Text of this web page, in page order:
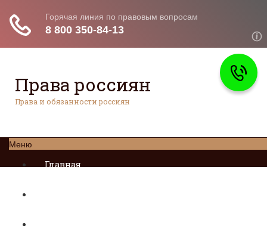
Права россиян
Права и обязанности россиян
Меню
Главная